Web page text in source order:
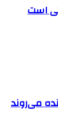
است
می‌روند